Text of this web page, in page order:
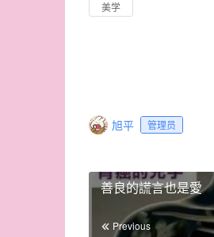
y
美学
旭平 管理员
善良的謊言也是愛
Previous